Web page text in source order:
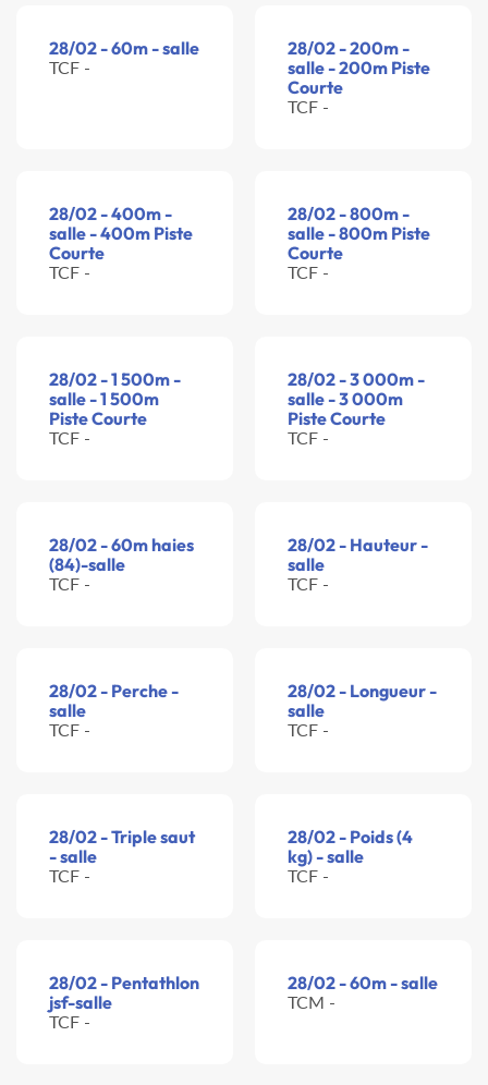
28/02 - 60m - salle
TCF -
28/02 - 200m -
salle - 200m Piste
Courte
TCF -
28/02 - 400m -
salle - 400m Piste
Courte
TCF -
28/02 - 800m -
salle - 800m Piste
Courte
TCF -
28/02 - 1 500m -
salle - 1 500m
Piste Courte
TCF -
28/02 - 3 000m -
salle - 3 000m
Piste Courte
TCF -
28/02 - 60m haies
(84)-salle
TCF -
28/02 - Hauteur -
salle
TCF -
28/02 - Perche -
salle
TCF -
28/02 - Longueur -
salle
TCF -
28/02 - Triple saut
- salle
TCF -
28/02 - Poids (4
kg) - salle
TCF -
28/02 - Pentathlon
jsf-salle
TCF -
28/02 - 60m - salle
TCM -